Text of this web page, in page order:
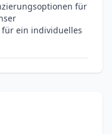
für
für ein individuelles